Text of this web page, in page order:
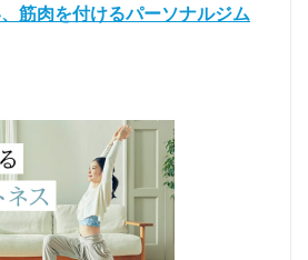
筋肉を付けるパーソナルジム